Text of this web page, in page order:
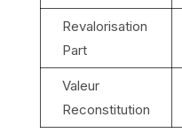
Revalorisation
Part
Valeur
Reconstitution